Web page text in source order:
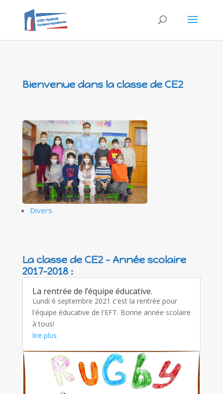
Bienvenue dans la classe de CE2
Divers
La classe de CE2 – Année scolaire
2017-2018 :
La rentrée de l’équipe éducative.
Lundi 6 septembre 2021 c'est la rentrée pour
l'équipe éducative de l'EFT. Bonne année scolaire
à tous!
lire plus